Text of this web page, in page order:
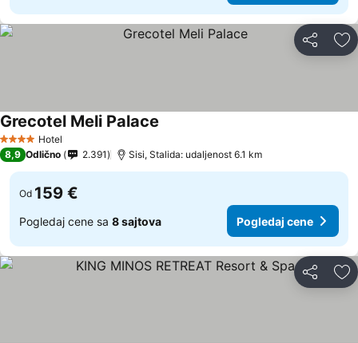
Deli
4 ZvezdiceHotel
Grecotel Meli Palace
8,9 Odlično 2.391 Sisi, Stalida: udaljenost 6.1 km
Od 159 €
Pogledaj cene sa 8 sajtova Pogledaj cene
Deli